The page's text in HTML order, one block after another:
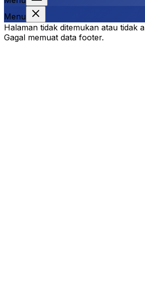
Menu
Halaman tidak ditemukan atau tidak
Gagal memuat data footer.